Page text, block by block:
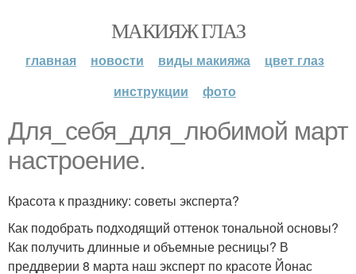
МАКИЯЖ ГЛАЗ
главная новости виды макияжа
цвет глаз
инструкции
фото
Для_себя_для_любимой март
настроение.
Красота к празднику: советы эксперта?
Как подобрать подходящий оттенок тональной основы?
Как получить длинные и объемные ресницы? В
преддверии 8 марта наш эксперт по красоте Йонас